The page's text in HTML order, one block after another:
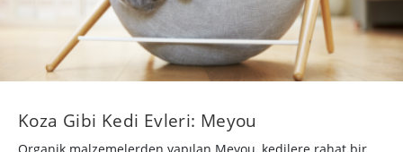
Koza Gibi Kedi Evleri: Meyou